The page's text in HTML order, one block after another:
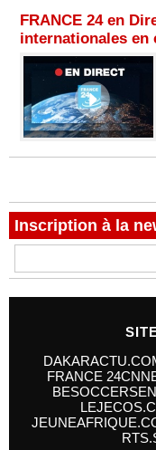
FRANCE 24 en
internationales en
Inscription à la
FRANCE 24CNN
BESOCCER